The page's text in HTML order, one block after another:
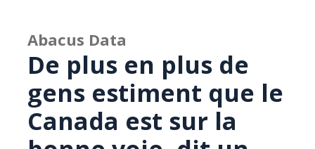
Abacus Data
De plus en plus de
gens estiment que le
Canada est sur la